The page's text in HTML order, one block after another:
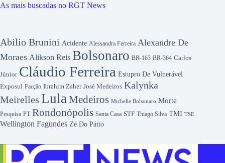
As mais buscadas no RGT News
Abilio Brunini Acidente Alessandra Ferreira Alexandre De
Moraes Alikson Reis Bolsonaro BR-163 BR-364 Carlos
Júnior Cláudio Ferreira Estupro De Vulnerável
Exposul Facção Ibrahim Zaher José Medeiros Kalynka
Meirelles LulaMedeiros Michelle Bolsonaro Morte
Pesquisa PT Rondonópolis Santa Casa STF Thiago Silva TMI TSE
Wellington Fagundes Zé Do Pátio